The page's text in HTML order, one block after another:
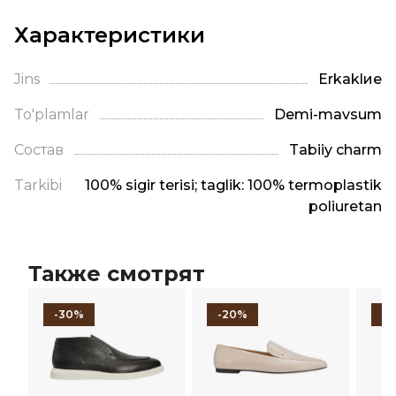
Характеристики
Jins Erkaklие
To'plamlar Demi-mavsum
Состав Tabiiy charm
Tarkibi
100% sigir terisi; taglik: 100% termoplastik
poliuretan
Также смотрят
-30% -20%